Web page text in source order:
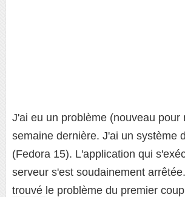
J'ai eu un problème (nouveau pour
semaine dernière. J'ai un système
(Fedora 15). L'application qui
serveur s'est soudainement
trouvé le problème du premier